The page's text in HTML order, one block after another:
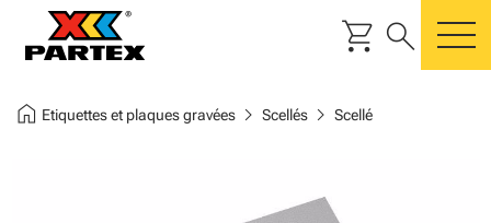
shopping_cart search
home Etiquettes et plaques gravéeschevron_right Scelléschevron_right Scellé